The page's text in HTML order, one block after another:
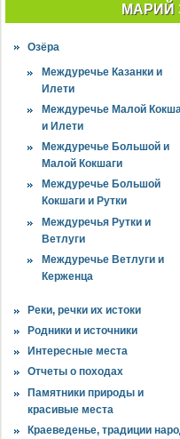
МАРИЙ
Озёра
Междуречье Казанки и
Илети
Междуречье Малой
и Илети
Междуречье Большой и
Малой Кокшаги
Междуречье Большой
Кокшаги и Рутки
Междуречья Рутки и
Ветлуги
Междуречье Ветлуги и
Керженца
Реки, речки их истоки
Родники и источники
Интересные места
Отчеты о походах
Памятники природы и
красивые места
Краеведенье, традиции